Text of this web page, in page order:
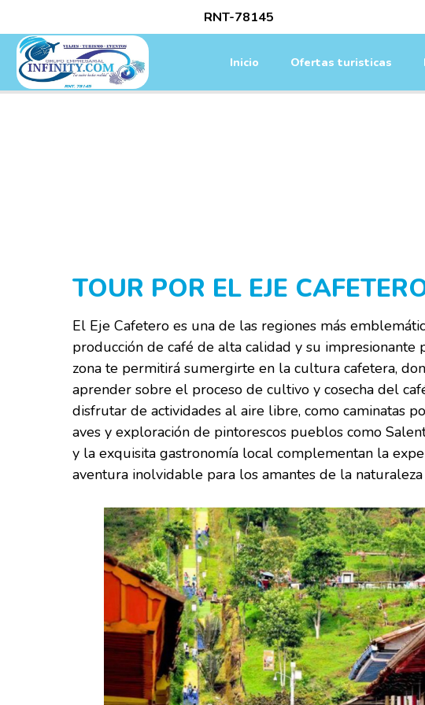
RNT-78145
Inicio Ofertas turisticas
TOUR POR EL EJE
El Eje Cafetero es una de las regiones más
producción de café de alta calidad y su impresionante
zona te permitirá sumergirte en la cultura cafetera,
aprender sobre el proceso de cultivo y cosecha del
disfrutar de actividades al aire libre, como caminatas
aves y exploración de pintorescos pueblos como
y la exquisita gastronomía local complementan la
aventura inolvidable para los amantes de la